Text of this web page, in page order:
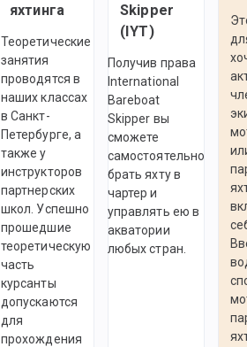
яхтинга
Теоретические
занятия
проводятся в
наших классах
в Санкт-
Петербурге, а
также у
инструкторов
партнерских
школ. Успешно
прошедшие
теоретическую
часть
курсанты
допускаются
для
прохождения
Skipper
(IYT)
Получив права
International
Bareboat
Skipper вы
сможете
самостоятельно
брать яхту в
чартер и
управлять ею в
акватории
любых стран.